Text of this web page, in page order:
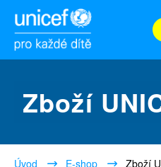
Zboží
Úvod E-shop Zboží